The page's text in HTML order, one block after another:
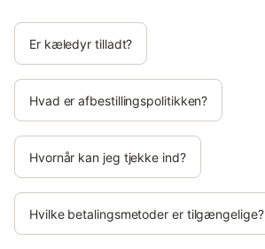
Er kæledyr tilladt?
Hvad er afbestillingspolitikken?
Hvornår kan jeg tjekke ind?
Hvilke betalingsmetoder er tilgængelige?